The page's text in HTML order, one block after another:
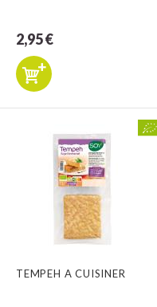
2,95 €
TEMPEH A CUISINER